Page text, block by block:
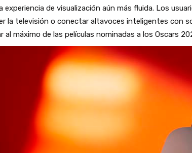
experiencia de visualización aún más fluida. Los
la televisión o conectar altavoces inteligentes con
al máximo de las películas nominadas a los Oscars